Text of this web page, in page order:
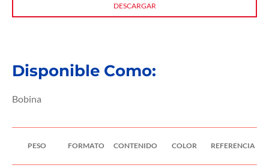
DESCARGAR
Disponible Como:
Bobina
PESO FORMATO CONTENIDO COLOR REFERENCIA